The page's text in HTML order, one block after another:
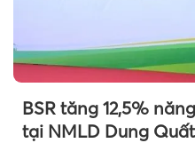
BSR tăng 12,5%
tại NMLD Dung Quất